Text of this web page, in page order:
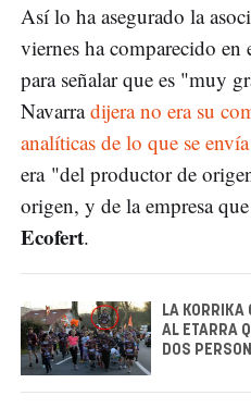
Así lo ha asegurado la
viernes ha comparecido en
para señalar que es "muy
Navarradijera no era su
analíticas de lo que se
era "del productor de
origen, y de la empresa
Ecofert.
LA KORRIKA
AL ETARRA
DOS